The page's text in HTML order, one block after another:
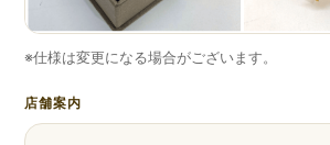
※仕様は変更になる場合がございます。
店舗案内